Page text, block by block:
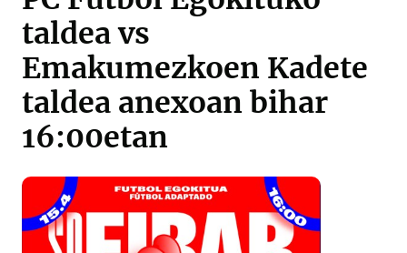
taldea vs
Emakumezkoen Kadete
taldea anexoan bihar
16:00etan